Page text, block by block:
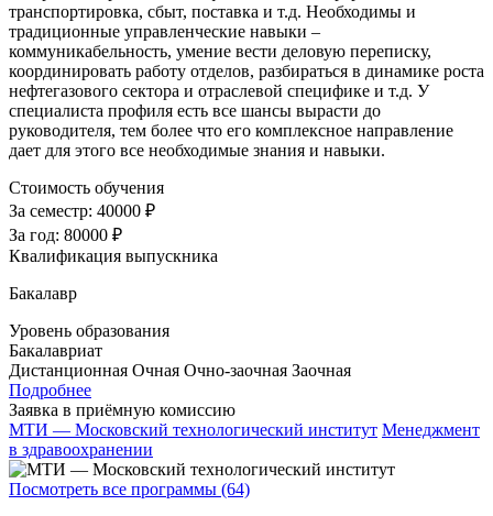
транспортировка, сбыт, поставка и т.д. Необходимы и
традиционные управленческие навыки –
коммуникабельность, умение вести деловую переписку,
координировать работу отделов, разбираться в динамике роста
нефтегазового сектора и отраслевой специфике и т.д. У
специалиста профиля есть все шансы вырасти до
руководителя, тем более что его комплексное направление
дает для этого все необходимые знания и навыки.
Стоимость обучения
За семестр: 40000 ₽
За год: 80000 ₽
Квалификация выпускника
Бакалавр
Уровень образования
Бакалавриат
Дистанционная Очная Очно-заочная Заочная
Подробнее
Заявка в приёмную комиссию
МТИ — Московский технологический институт Менеджмент
в здравоохранении
Посмотреть все программы (64)